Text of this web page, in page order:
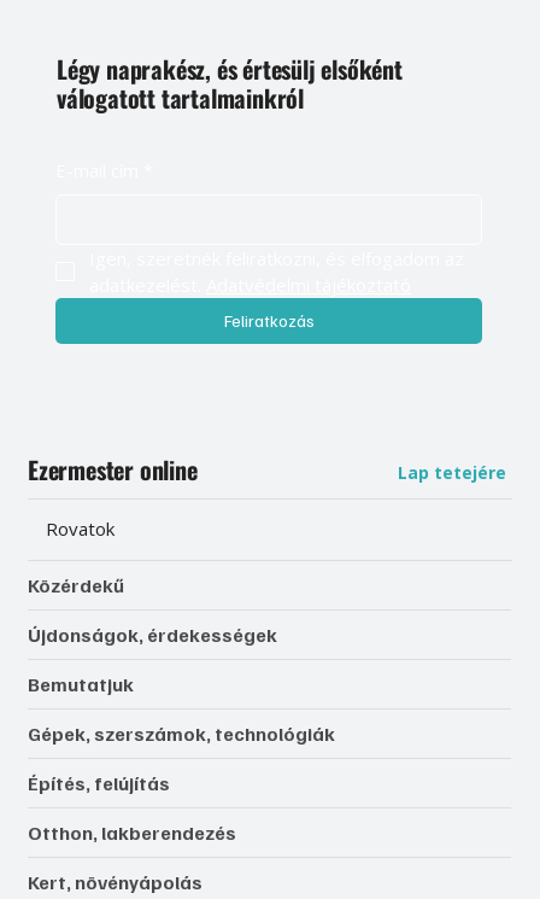
Légy naprakész, és értesülj elsőként
válogatott tartalmainkról
Feliratkozás
Ezermester online Lap tetejére
Rovatok
Közérdekű
Újdonságok, érdekességek
Bemutatjuk
Gépek, szerszámok, technológiák
Építés, felújítás
Otthon, lakberendezés
Kert, növényápolás